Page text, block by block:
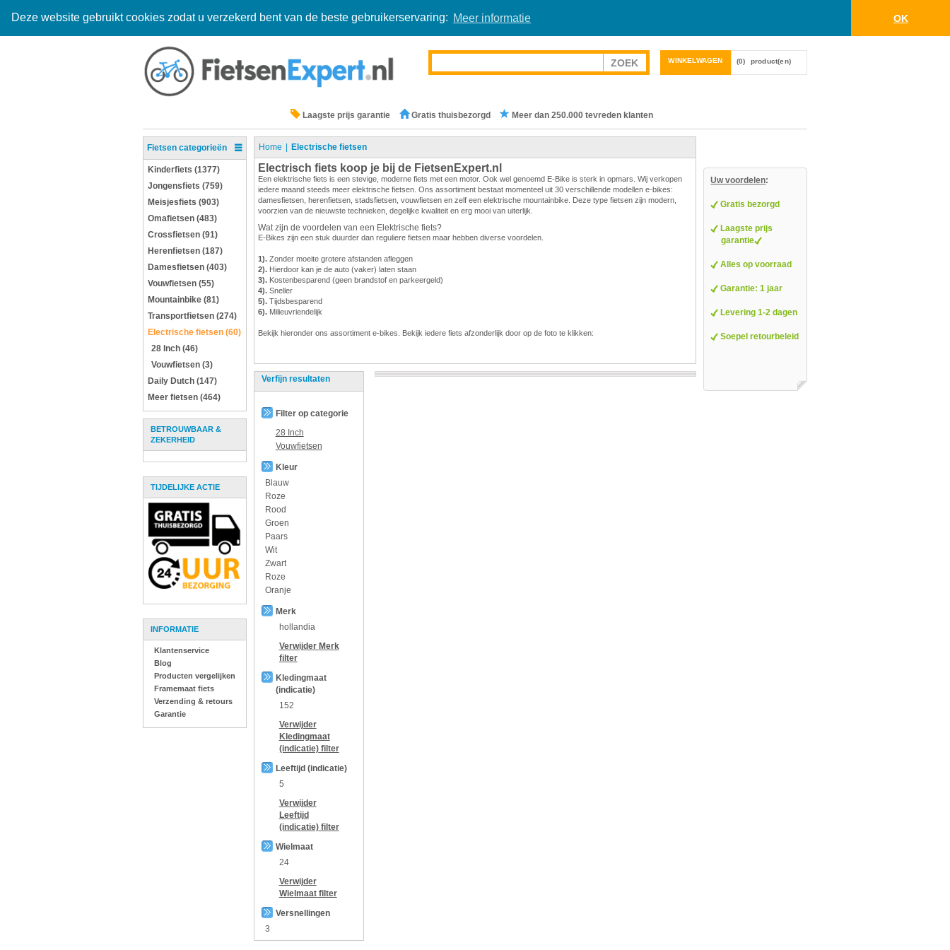
Deze website gebruikt cookies zodat u verzekerd bent van de beste gebruikerservaring: Meer informatie OK
WINKELWAGEN (0) product(en)
Laagste prijs garantie Gratis thuisbezorgd Meer dan 250.000 tevreden klanten
Fietsen categorieën
Kinderfiets (1377)
Jongensfiets (759)
Meisjesfiets (903)
Omafietsen (483)
Crossfietsen (91)
Herenfietsen (187)
Damesfietsen (403)
Vouwfietsen (55)
Mountainbike (81)
Transportfietsen (274)
Electrische fietsen (60)
28 Inch (46)
Vouwfietsen (3)
Daily Dutch (147)
Meer fietsen (464)
BETROUWBAAR &
ZEKERHEID
TIJDELIJKE ACTIE
INFORMATIE
Klantenservice
Blog
Producten vergelijken
Framemaat fiets
Verzending & retours
Garantie
Home Electrische fietsen
Electrisch fiets koop je bij de FietsenExpert.nl
Een elektrische fiets is een stevige, moderne fiets met een motor. Ook wel genoemd E-Bike is sterk in opmars. Wij verkopen
iedere maand steeds meer elektrische fietsen. Ons assortiment bestaat momenteel uit 30 verschillende modellen e-bikes:
damesfietsen, herenfietsen, stadsfietsen, vouwfietsen en zelf een elektrische mountainbike. Deze type fietsen zijn modern,
voorzien van de nieuwste technieken, degelijke kwaliteit en erg mooi van uiterlijk.
Wat zijn de voordelen van een Elektrische fiets?
E-Bikes zijn een stuk duurder dan reguliere fietsen maar hebben diverse voordelen.
1).Zonder moeite grotere afstanden afleggen
2).Hierdoor kan je de auto (vaker) laten staan
3).Kostenbesparend (geen brandstof en parkeergeld)
4).Sneller
5). Tijdsbesparend
6).Milieuvriendelijk
Bekijk hieronder ons assortiment e-bikes. Bekijk iedere fiets afzonderlijk door op de foto te klikken:
Verfijn resultaten
Filter op categorie
28 Inch
Vouwfietsen
Kleur
Blauw
Roze
Rood
Groen
Paars
Wit
Zwart
Roze
Oranje
Merk
hollandia
Verwijder Merk
filter
Kledingmaat
(indicatie)
152
Verwijder
Kledingmaat
(indicatie)filter
Leeftijd (indicatie)
5
Verwijder
Leeftijd
(indicatie)filter
Wielmaat
24
Verwijder
Wielmaatfilter
Versnellingen
3
Uw voordelen:
Gratis bezorgd
Laagste prijs
garantie
Alles op voorraad
Garantie: 1 jaar
Levering 1-2 dagen
Soepel retourbeleid